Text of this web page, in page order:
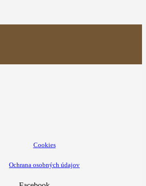
Cookies
Ochrana osobných údajov